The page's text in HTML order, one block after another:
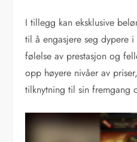
I tillegg kan eksklusive
til å engasjere seg dypere
følelse av prestasjon og
opp høyere nivåer av
tilknytning til sin fremgang